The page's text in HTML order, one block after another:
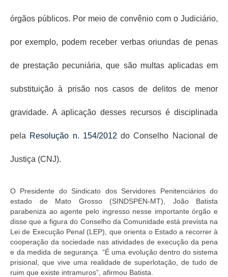
Regimento interno do Sindsppen
órgãos públicos. Por meio de convênio com o Judiciário,
por exemplo, podem receber verbas oriundas de penas
de prestação pecuniária, que são multas aplicadas em
substituição à prisão nos casos de delitos de menor
gravidade. A aplicação desses recursos é disciplinada
pela Resolução n. 154/2012 do Conselho Nacional de
Justiça (CNJ).
O Presidente do Sindicato dos Servidores Penitenciários do
estado de Mato Grosso (SINDSPEN-MT), João Batista
parabeniza ao agente pelo ingresso nesse importante órgão e
disse que a figura do Conselho da Comunidade está prevista na
Lei de Execução Penal (LEP), que orienta o Estado a recorrer à
cooperação da sociedade nas atividades de execução da pena
e da medida de segurança . “É uma evolução dentro do sistema
prisional, que vive uma realidade de superlotação, de tudo de
ruim que existe intramuros”, afirmou Batista.